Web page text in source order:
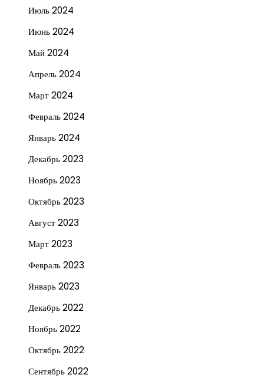
Июль 2024
Июнь 2024
Май 2024
Апрель 2024
Март 2024
Февраль 2024
Январь 2024
Декабрь 2023
Ноябрь 2023
Октябрь 2023
Август 2023
Март 2023
Февраль 2023
Январь 2023
Декабрь 2022
Ноябрь 2022
Октябрь 2022
Сентябрь 2022